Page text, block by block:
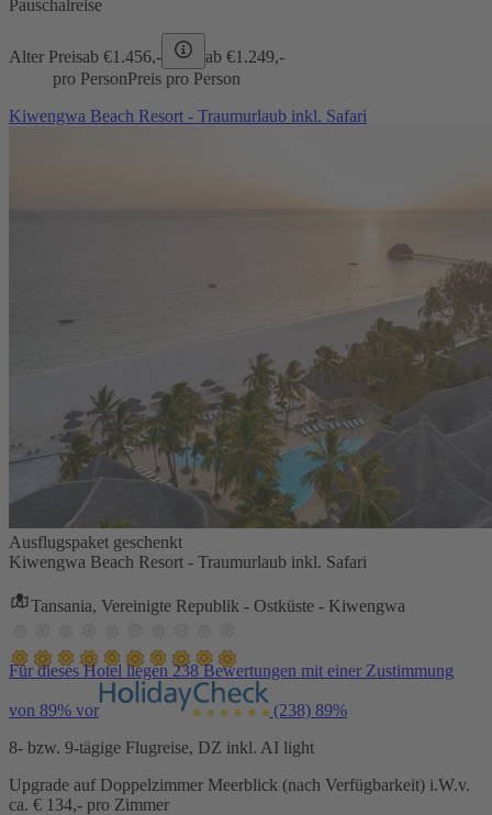
Pauschalreise
Alter Preisab €1.456,- ab €1.249,-
pro PersonPreis pro Person
Kiwengwa Beach Resort - Traumurlaub inkl. Safari
Ausflugspaket geschenkt
Kiwengwa Beach Resort - Traumurlaub inkl. Safari
Tansania, Vereinigte Republik - Ostküste - Kiwengwa
Für dieses Hotel liegen 238 Bewertungen mit einer Zustimmung
von 89% vor (238) 89%
8- bzw. 9-tägige Flugreise, DZ inkl. AI light
Upgrade auf Doppelzimmer Meerblick (nach Verfügbarkeit) i.W.v.
ca. € 134,- pro Zimmer